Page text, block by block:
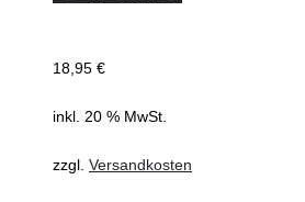
18,95 €
inkl. 20 % MwSt.
zzgl. Versandkosten